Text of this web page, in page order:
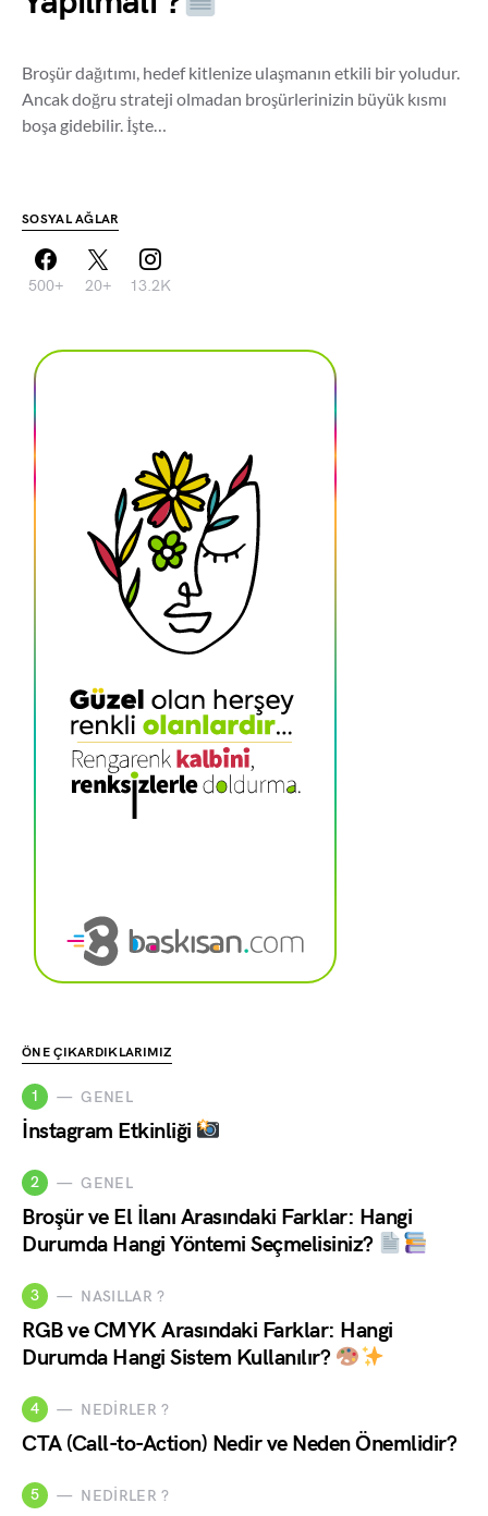
Broşür dağıtımı, hedef kitlenize ulaşmanın etkili bir yoludur.
Ancak doğru strateji olmadan broşürlerinizin büyük kısmı
boşa gidebilir. İşte…
SOSYAL AĞLAR
500+ 20+ 13.2K
ÖNE ÇIKARDIKLARIMIZ
1 GENEL
İnstagram Etkinliği
2 GENEL
Broşür ve El İlanı Arasındaki Farklar: Hangi
Durumda Hangi Yöntemi Seçmelisiniz?
3 NASILLAR ?
RGB ve CMYK Arasındaki Farklar: Hangi
Durumda Hangi Sistem Kullanılır?
4 NEDIRLER ?
CTA (Call-to-Action) Nedir ve Neden Önemlidir?
5 NEDIRLER ?